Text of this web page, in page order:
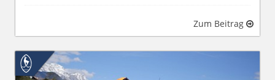
Zum Beitrag